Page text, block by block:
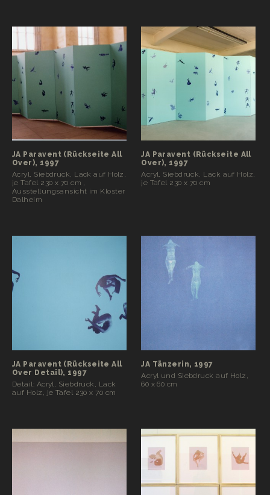
JA Paravent (Rückseite All
Over), 1997
Acryl, Siebdruck, Lack auf Holz,
je Tafel 230 x 70 cm ,
Ausstellungsansicht im Kloster
Dalheim
JA Paravent (Rückseite All
Over), 1997
Acryl, Siebdruck, Lack auf Holz,
je Tafel 230 x 70 cm
JA Paravent (Rückseite All
Over Detail), 1997
Detail: Acryl, Siebdruck, Lack
auf Holz, je Tafel 230 x 70 cm
JA Tänzerin, 1997
Acryl und Siebdruck auf Holz,
60 x 60 cm